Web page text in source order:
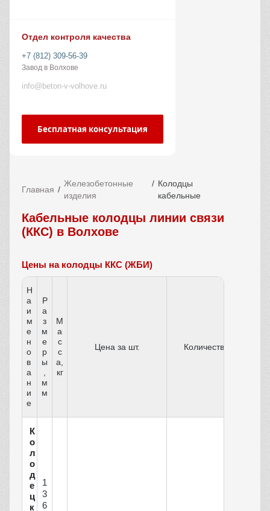
Отдел контроля качества
+7 (812) 309-56-39
Завод в Волхове
info@beton-v-volhove.ru
Бесплатная консультация
Главная
Железобетонные
изделия
Колодцы
кабельные
Кабельные колодцы линии связи
(ККС) в Волхове
Цены на колодцы ККС (ЖБИ)
Н
а
и
м
е
н
о
в
а
н
и
е
Р
а
з
м
е
р
ы
,
м
м
М
а
с
с
а,
кг
Цена за шт. Количество
К
о
л
о
д
е
ц
к
1
3
6